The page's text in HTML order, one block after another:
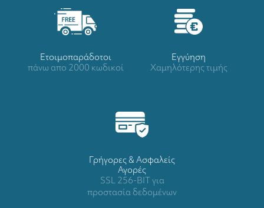
Ετοιμοπαράδοτοι
πάνω απο 2000 κωδικοί
Eγγύηση
Χαμηλότερης τιμής
Γρήγορες & Ασφαλείς
Αγορές
SSL 256-BIT για
προστασία δεδομένων